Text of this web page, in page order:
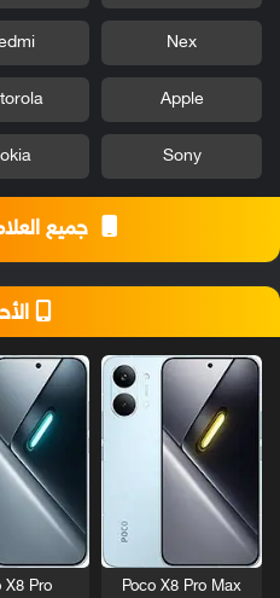
Nex
Apple
Sony
جميع
Poco X8 Pro Max
X8 Pro